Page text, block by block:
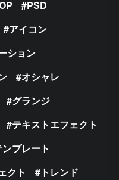
PSD
アイコン
ション
オシャレ
グランジ
テキストエフェクト
プレート
クト
トレンド